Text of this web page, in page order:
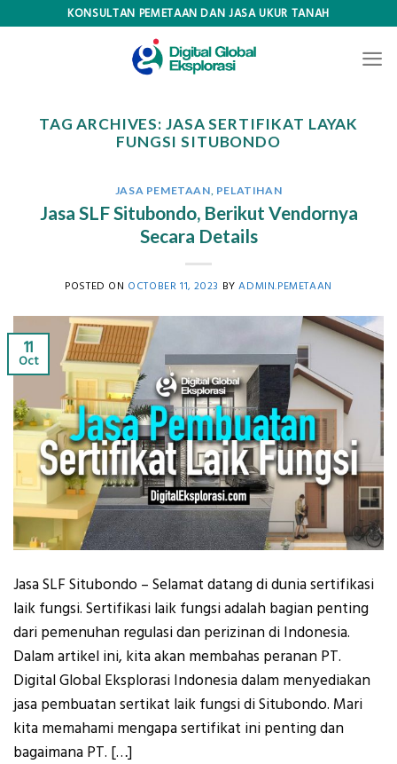
KONSULTAN PEMETAAN DAN JASA UKUR TANAH
TAG ARCHIVES: JASA SERTIFIKAT LAYAK
FUNGSI SITUBONDO
JASA PEMETAAN PELATIHAN
Jasa SLF Situbondo, Berikut Vendornya
Secara Details
POSTED ON OCTOBER 11, 2023 BYADMIN.PEMETAAN
11
Oct
Jasa SLF Situbondo – Selamat datang di dunia sertifikasi
laik fungsi. Sertifikasi laik fungsi adalah bagian penting
dari pemenuhan regulasi dan perizinan di Indonesia.
Dalam artikel ini, kita akan membahas peranan PT.
Digital Global Eksplorasi Indonesia dalam menyediakan
jasa pembuatan sertikat laik fungsi di Situbondo. Mari
kita memahami mengapa sertifikat ini penting dan
bagaimana PT. […]